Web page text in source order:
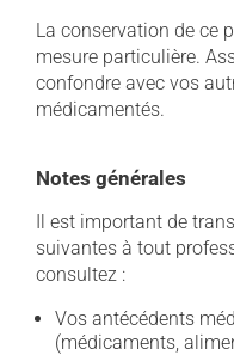
La conservation de ce
mesure particulière.
confondre avec vos
médicamentés.
Notes générales
Il est important de
suivantes à tout
consultez :
Vos antécédents
(médicaments,